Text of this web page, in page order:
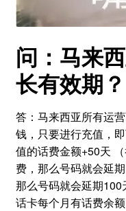
问：马来
长有效期？
答：马来西亚所有运
钱，只要进行充值，
值的话费金额+50天
费，那么号码就会延
那么号码就会延期
话卡每个月有话费余